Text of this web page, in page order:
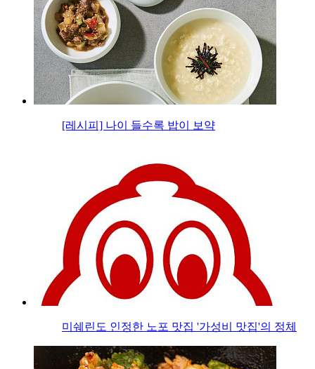
[레시피] 나이 들수록 밥이 보약
미쉐린도 인정한 노포 맛집 '가성비 맛집'의 정체